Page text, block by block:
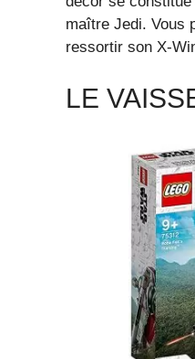
maître Jedi. Vous
ressortir son X-
LE